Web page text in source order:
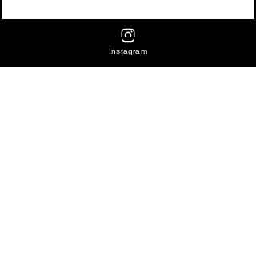
Instagram